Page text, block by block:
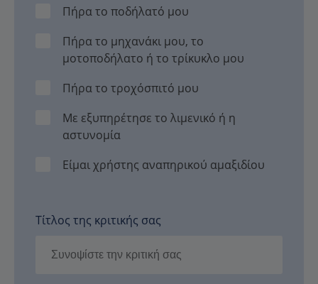
Πήρα το ποδήλατό μου
Πήρα το μηχανάκι μου, το
μοτοποδήλατο ή το τρίκυκλο μου
Πήρα το τροχόσπιτό μου
Με εξυπηρέτησε το λιμενικό ή η
αστυνομία
Είμαι χρήστης αναπηρικού αμαξιδίου
Τίτλος της κριτικής σας